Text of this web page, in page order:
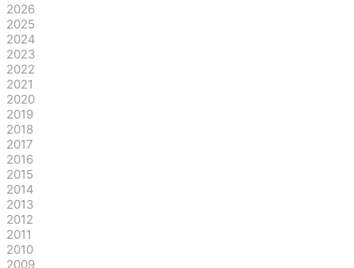
2026
2025
2024
2023
2022
2021
2020
2019
2018
2017
2016
2015
2014
2013
2012
2011
2010
2009